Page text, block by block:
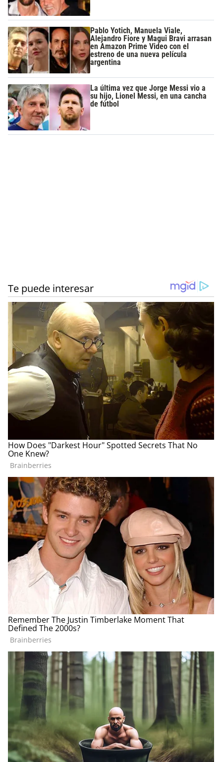
Pablo Yotich, Manuela Viale,
Alejandro Fiore y Magui Bravi arrasan
en Amazon Prime Video con el
estreno de una nueva película
argentina
La última vez que Jorge Messi vio a
su hijo, Lionel Messi, en una cancha
de fútbol